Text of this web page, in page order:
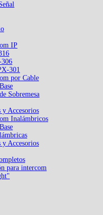
IP
306
301
por Cable
Sobremesa
Accesorios
Inalámbricos
Accesorios
para intercom